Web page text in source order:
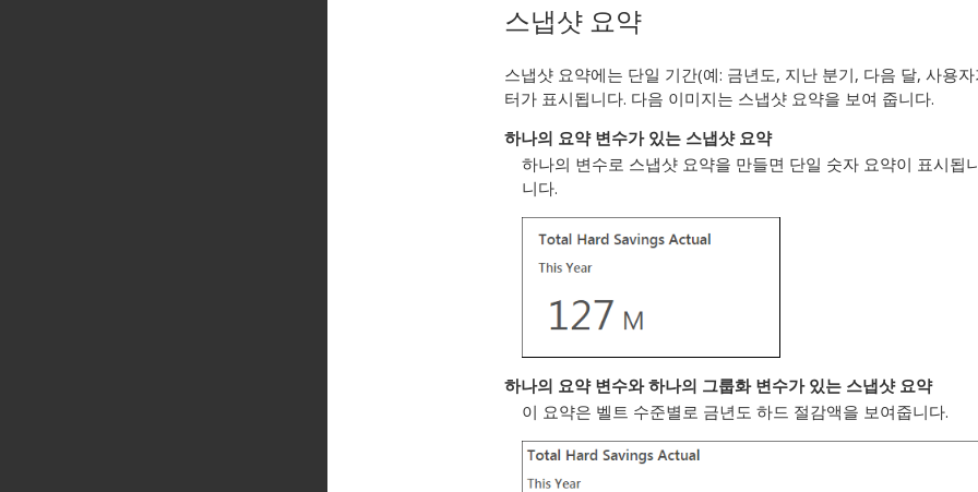
스냅샷 요약
스냅샷 요약에는 단일 기간(예: 금년도, 지난 분기, 다음 달, 사용
터가 표시됩니다. 다음 이미지는 스냅샷 요약을 보여 줍니다.
하나의 요약 변수가 있는 스냅샷 요약
하나의 변수로 스냅샷 요약을 만들면 단일 숫자 요약이 표시됩
니다.
하나의 요약 변수와 하나의 그룹화 변수가 있는 스냅샷 요약
이 요약은 벨트 수준별로 금년도 하드 절감액을 보여줍니다.